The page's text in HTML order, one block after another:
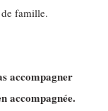
famille.
accompagner
accompagnée.